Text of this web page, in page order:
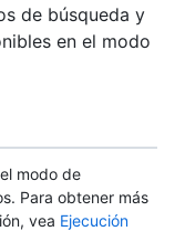
de búsqueda y
en el modo
modo de
Para obtener más
vea Ejecución